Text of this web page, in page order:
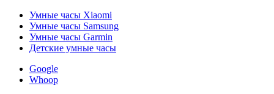
Умные часы Xiaomi
Умные часы Samsung
Умные часы Garmin
Детские умные часы
Google
Whoop